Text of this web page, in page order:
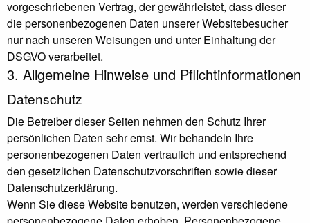
vorgeschriebenen Vertrag, der gewährleistet, dass dieser
die personenbezogenen Daten unserer Websitebesucher
nur nach unseren Weisungen und unter Einhaltung der
DSGVO verarbeitet.
3. Allgemeine Hinweise und Pflicht­informationen
Datenschutz
Die Betreiber dieser Seiten nehmen den Schutz Ihrer
persönlichen Daten sehr ernst. Wir behandeln Ihre
personenbezogenen Daten vertraulich und entsprechend
den gesetzlichen Datenschutzvorschriften sowie dieser
Datenschutzerklärung.
Wenn Sie diese Website benutzen, werden verschiedene